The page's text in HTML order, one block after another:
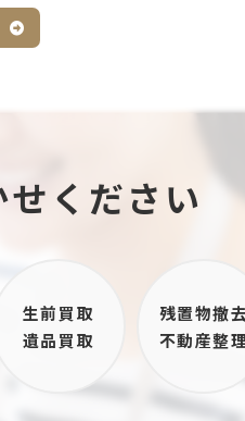
ください
生前買取
遺品買取
残置物撤去
不動産整理